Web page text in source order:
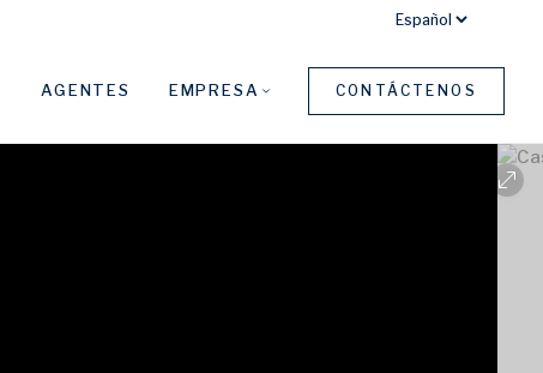
AGENTES EMPRESA CONTÁCTENOS